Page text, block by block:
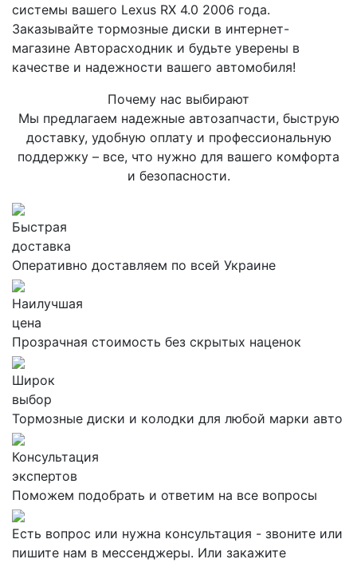
системы вашего Lexus RX 4.0 2006 года.
Заказывайте тормозные диски в интернет-
магазине Авторасходник и будьте уверены в
качестве и надежности вашего автомобиля!
Почему нас выбирают
Мы предлагаем надежные автозапчасти, быструю
доставку, удобную оплату и профессиональную
поддержку – все, что нужно для вашего комфорта
и безопасности.
Быстрая
доставка
Оперативно доставляем по всей Украине
Наилучшая
цена
Прозрачная стоимость без скрытых наценок
Широк
выбор
Тормозные диски и колодки для любой марки авто
Консультация
экспертов
Поможем подобрать и ответим на все вопросы
Есть вопрос или нужна консультация - звоните или
пишите нам в мессенджеры. Или закажите